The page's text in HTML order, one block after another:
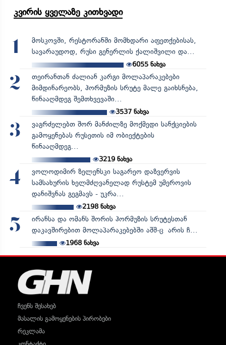
კვირის ყველაზე კითხვადი
1
მოსკოვში, რესტორანში მომხდარი აფეთქებისას,
სავარაუდოდ, რუსი გენერლის ქალიშვილი და...
6055 ნახვა
2
თეირანთან ძალიან კარგი მოლაპარაკებები
მიმდინარეობს, ჰორმუზის სრუტე მალე გაიხსნება,
წინააღმდეგ შემთხვევაში...
3537ნახვა
3
ვაგრძელებთ შორ მანძილზე მოქმედი სანქციების
გამოყენებას რუსეთის იმ ობიექტების
წინააღმდეგ...
3219ნახვა
4
ვოლოდიმირ ზელენსკი საგარეო დაზვერვის
სამსახურის ხელმძღვანელად რუსტემ უმეროვის
დანიშვნას გეგმავს - უკრა...
2198ნახვა
5
ირანსა და ომანს შორის ჰორმუზის სრუტესთან
დაკავშირებით მოლაპარაკებებში აშშ-ც არის ჩ...
1968ნახვა
ჩვენს შესახებ
მასალის გამოყენების პირობები
რეკლამა